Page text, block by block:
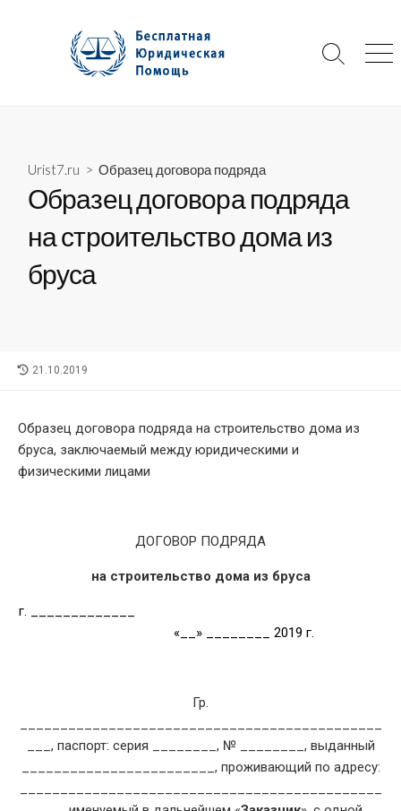
Search
Urist7.ru > Образец договора подряда
Образец договора подряда
на строительство дома из
бруса
LAST
21.10.2019
Образец договора подряда на строительство дома из
бруса, заключаемый между юридическими и
физическими лицами
ДОГОВОР ПОДРЯДА
на строительство дома из бруса
г. _____________
«__» ________ 2019 г.
Гр.
___, паспорт: серия ________, № ________, выданный
________________________, проживающий по адресу: